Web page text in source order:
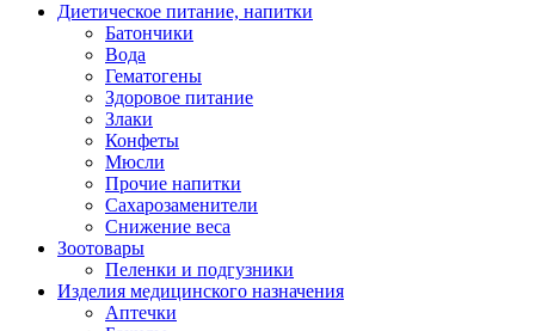
Диетическое питание, напитки
Батончики
Вода
Гематогены
Здоровое питание
Злаки
Конфеты
Мюсли
Прочие напитки
Сахарозаменители
Снижение веса
Зоотовары
Пеленки и подгузники
Изделия медицинского назначения
Аптечки